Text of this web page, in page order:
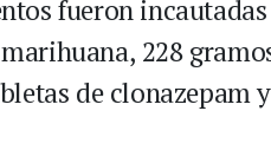
fueron
228
de clonazepam